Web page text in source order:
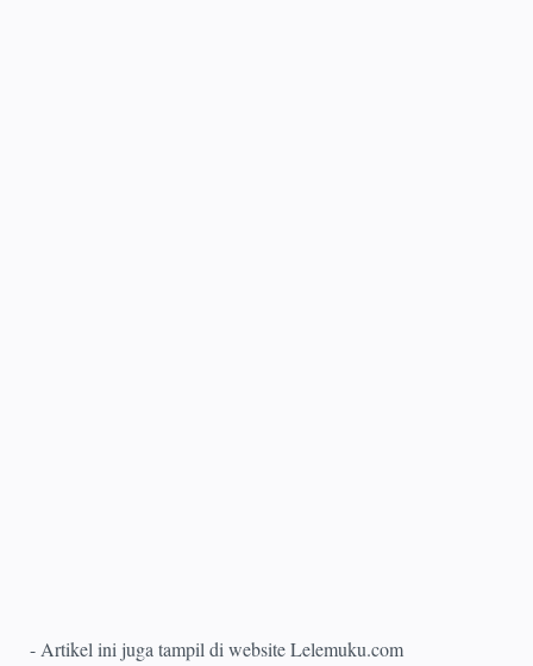
- Artikel ini juga tampil di website Lelemuku.com